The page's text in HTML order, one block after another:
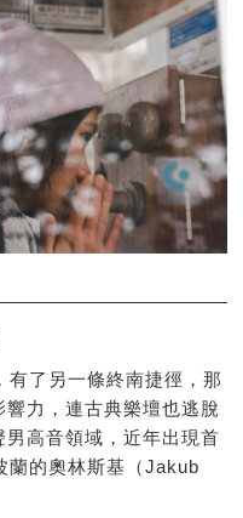
有了另一條終南捷徑，那
力，連古典樂壇也逃脫
高音領域，近年出現首
蘭的奧林斯基（Jakub